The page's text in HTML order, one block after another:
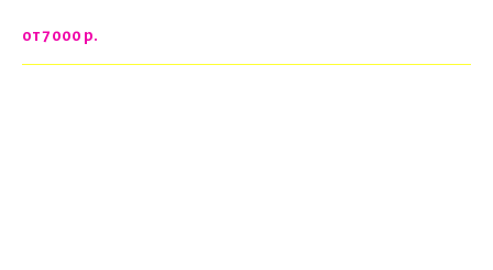
от 7 000 р.